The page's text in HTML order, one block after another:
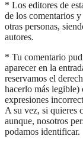
* Los editores de
de los comentarios
otras personas,
autores.
* Tu comentario
aparecer en la
reservamos el
hacerlo más legible)
expresiones
A su vez, si quieres
aunque, nosotros
podamos identificar.